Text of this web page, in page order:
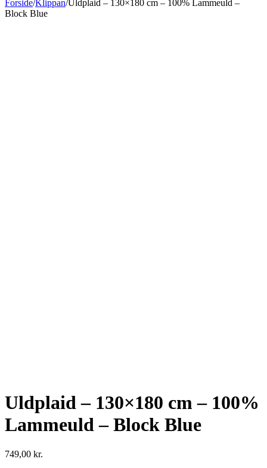
Forside/Klippan/Uldplaid – 130×180 cm – 100% Lammeuld –
Block Blue
Uldplaid – 130×180 cm – 100%
Lammeuld – Block Blue
749,00 kr.